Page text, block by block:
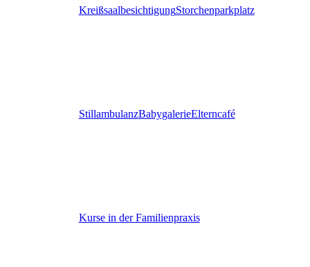
KreißsaalbesichtigungStorchenparkplatz
StillambulanzBabygalerieElterncafé
Kurse in der Familienpraxis